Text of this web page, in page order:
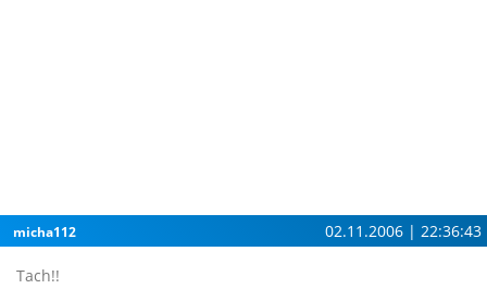
micha112 02.11.2006 | 22:36:43
Tach!!